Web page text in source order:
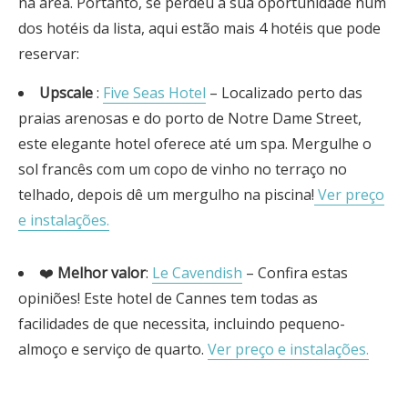
dos hotéis da lista, aqui estão mais 4 hotéis que pode
reservar:
Upscale: Five Seas Hotel – Localizado perto das
praias arenosas e do porto de Notre Dame Street,
este elegante hotel oferece até um spa. Mergulhe o
sol francês com um copo de vinho no terraço no
telhado, depois dê um mergulho na piscina! Ver preço
e instalações.
❤️ Melhor valor: Le Cavendish – Confira estas
opiniões! Este hotel de Cannes tem todas as
facilidades de que necessita, incluindo pequeno-
almoço e serviço de quarto. Ver preço e instalações.